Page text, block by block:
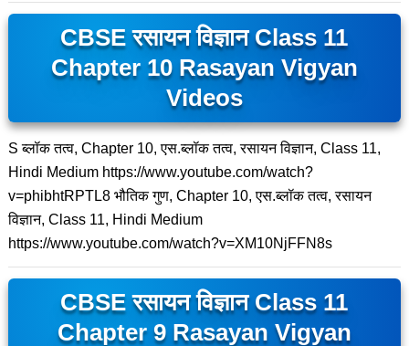
CBSE रसायन विज्ञान Class 11
Chapter 10 Rasayan Vigyan
Videos
S ब्लॉक तत्व, Chapter 10, एस.ब्लॉक तत्व, रसायन विज्ञान, Class 11,
Hindi Medium https://www.youtube.com/watch?
v=phibhtRPTL8 भौतिक गुण, Chapter 10, एस.ब्लॉक तत्व, रसायन
विज्ञान, Class 11, Hindi Medium
https://www.youtube.com/watch?v=XM10NjFFN8s
CBSE रसायन विज्ञान Class 11
Chapter 9 Rasayan Vigyan